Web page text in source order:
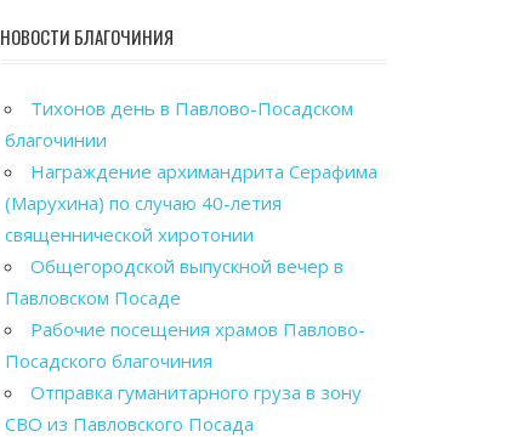
НОВОСТИ БЛАГОЧИНИЯ
Тихонов день в Павлово-Посадском
благочинии
Награждение архимандрита Серафима
(Марухина) по случаю 40-летия
священнической хиротонии
Общегородской выпускной вечер в
Павловском Посаде
Рабочие посещения храмов Павлово-
Посадского благочиния
Отправка гуманитарного груза в зону
СВО из Павловского Посада